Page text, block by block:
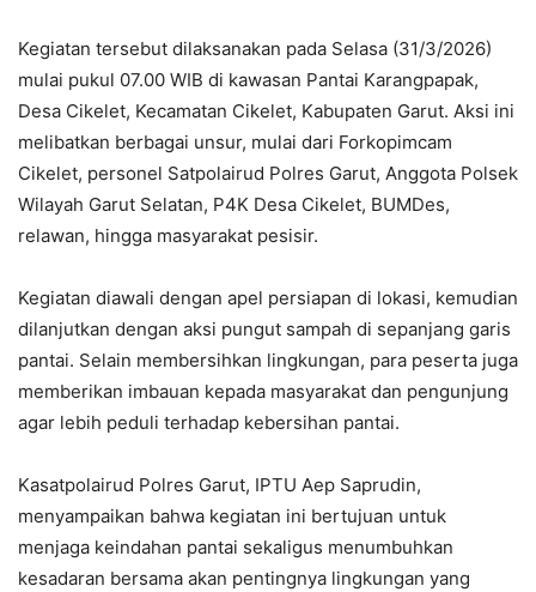
Kegiatan tersebut dilaksanakan pada Selasa (31/3/2026)
mulai pukul 07.00 WIB di kawasan Pantai Karangpapak,
Desa Cikelet, Kecamatan Cikelet, Kabupaten Garut. Aksi ini
melibatkan berbagai unsur, mulai dari Forkopimcam
Cikelet, personel Satpolairud Polres Garut, Anggota Polsek
Wilayah Garut Selatan, P4K Desa Cikelet, BUMDes,
relawan, hingga masyarakat pesisir.
Kegiatan diawali dengan apel persiapan di lokasi, kemudian
dilanjutkan dengan aksi pungut sampah di sepanjang garis
pantai. Selain membersihkan lingkungan, para peserta juga
memberikan imbauan kepada masyarakat dan pengunjung
agar lebih peduli terhadap kebersihan pantai.
Kasatpolairud Polres Garut, IPTU Aep Saprudin,
menyampaikan bahwa kegiatan ini bertujuan untuk
menjaga keindahan pantai sekaligus menumbuhkan
kesadaran bersama akan pentingnya lingkungan yang